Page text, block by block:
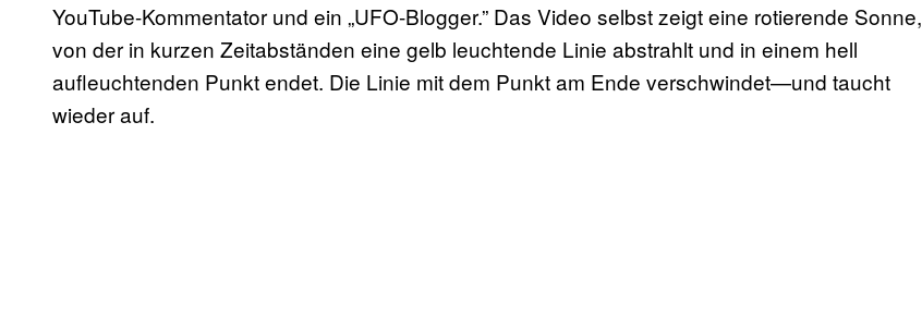
YouTube-Kommentator und ein „UFO-Blogger.” Das Video selbst zeigt eine rotierende Sonne,
von der in kurzen Zeitabständen eine gelb leuchtende Linie abstrahlt und in einem hell
aufleuchtenden Punkt endet. Die Linie mit dem Punkt am Ende verschwindet—und taucht
wieder auf.